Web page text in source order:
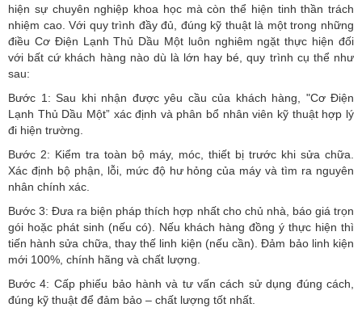
hiện sự chuyên nghiệp khoa học mà còn thể hiện tinh thần trách
nhiệm cao. Với quy trình đầy đủ, đúng kỹ thuật là một trong những
điều Cơ Điện Lạnh Thủ Dầu Một luôn nghiêm ngặt thực hiện đối
với bất cứ khách hàng nào dù là lớn hay bé, quy trình cụ thể như
sau:
Bước 1: Sau khi nhận được yêu cầu của khách hàng, "Cơ Điện
Lạnh Thủ Dầu Một” xác định và phân bổ nhân viên kỹ thuật hợp lý
đi hiện trường.
Bước 2: Kiểm tra toàn bộ máy, móc, thiết bị trước khi sửa chữa.
Xác định bộ phận, lỗi, mức độ hư hỏng của máy và tìm ra nguyên
nhân chính xác.
Bước 3: Đưa ra biện pháp thích hợp nhất cho chủ nhà, báo giá trọn
gói hoặc phát sinh (nếu có). Nếu khách hàng đồng ý thực hiện thì
tiến hành sửa chữa, thay thế linh kiện (nếu cần). Đảm bảo linh kiện
mới 100%, chính hãng và chất lượng.
Bước 4: Cấp phiếu bảo hành và tư vấn cách sử dụng đúng cách,
đúng kỹ thuật để đảm bảo – chất lượng tốt nhất.